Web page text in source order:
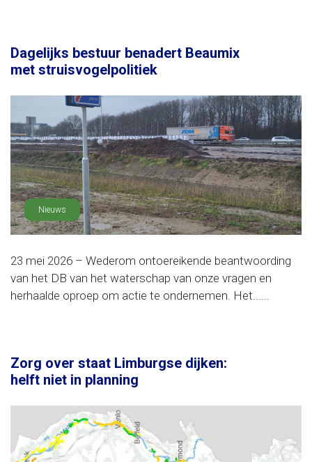
Dagelijks bestuur benadert Beaumix
met struisvogelpolitiek
Nieuws
23 mei 2026 – Wederom ontoereikende beantwoording
van het DB van het waterschap van onze vragen en
herhaalde oproep om actie te ondernemen. Het......
Zorg over staat Limburgse dijken:
helft niet in planning